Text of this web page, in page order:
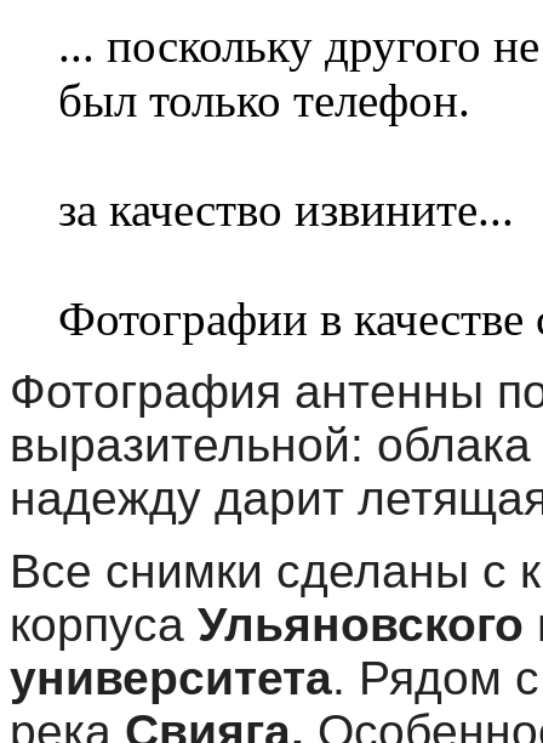
... поскольку другого
был только телефон.
за качество извините...
Фотографии в качестве
Фотография антенны
выразительной:
надежду дарит
Все снимки сделаны с
корпуса Ульяновского
университета. Рядом
река Свияга.